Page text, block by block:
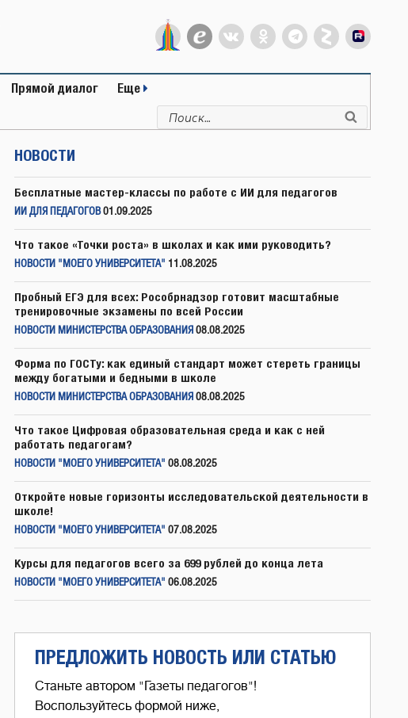
Прямой диалог Еще
Искать:
НОВОСТИ
Бесплатные мастер-классы по работе с ИИ для педагогов
ИИ ДЛЯ ПЕДАГОГОВ 01.09.2025
Что такое «Точки роста» в школах и как ими руководить?
НОВОСТИ "МОЕГО УНИВЕРСИТЕТА" 11.08.2025
Пробный ЕГЭ для всех: Рособрнадзор готовит масштабные
тренировочные экзамены по всей России
НОВОСТИ МИНИСТЕРСТВА ОБРАЗОВАНИЯ 08.08.2025
Форма по ГОСТу: как единый стандарт может стереть границы
между богатыми и бедными в школе
НОВОСТИ МИНИСТЕРСТВА ОБРАЗОВАНИЯ 08.08.2025
Что такое Цифровая образовательная среда и как с ней
работать педагогам?
НОВОСТИ "МОЕГО УНИВЕРСИТЕТА" 08.08.2025
Откройте новые горизонты исследовательской деятельности в
школе!
НОВОСТИ "МОЕГО УНИВЕРСИТЕТА" 07.08.2025
Курсы для педагогов всего за 699 рублей до конца лета
НОВОСТИ "МОЕГО УНИВЕРСИТЕТА" 06.08.2025
ПРЕДЛОЖИТЬ НОВОСТЬ ИЛИ СТАТЬЮ
Станьте автором "Газеты педагогов"!
Воспользуйтесь формой ниже,